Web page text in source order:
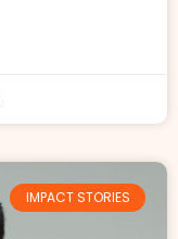
IMPACT STORIES